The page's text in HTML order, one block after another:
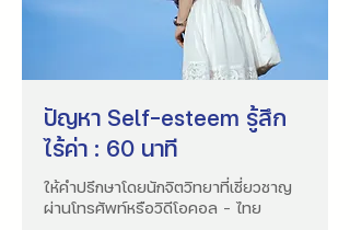
ปัญหา Self-esteem รู้สึก
ไร้ค่า : 60 นาที
ให้คำปรึกษาโดยนักจิตวิทยาที่เชี่ยวชาญ
ผ่านโทรศัพท์หรือวิดีโอคอล - ไทย